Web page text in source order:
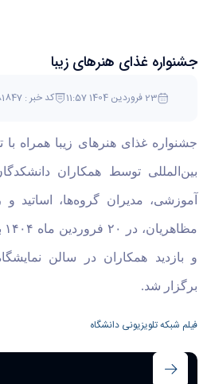
جشنواره غذای هنرهای زیبا
23 فروردین 1404 11:57 کد خبر : 72881847
جشنواره غذای هنرهای زیبا همراه
بین‌المللی توسط همکاران
آموزشی، مدیران گروه‌ها، اساتید
و بازدید همکاران در سالن
برگزار شد.
فیلم شبکه تلویزیونی دانشگاه